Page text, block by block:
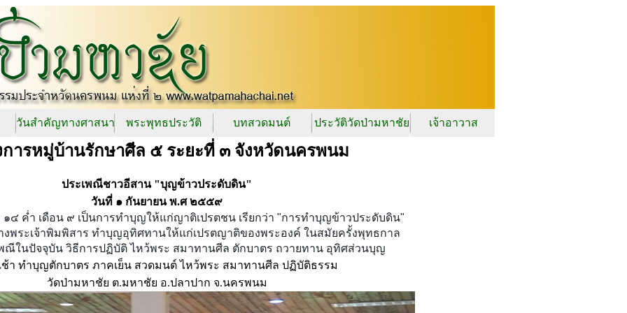
วันสำคัญทางศาสนา พระพุทธประวัติ บทสวดมนต์ ประวัติวัดป่ามหาชัย เจ้าอาวาส
การหมู่บ้านรักษาศีล ๕ ระยะที่ ๓ จังหวัดนครพนม
ประเพณีชาวอีสาน "บุญข้าวประดับดิน"
วันที่ ๑ กันยายน พ.ศ ๒๕๕๙
๔ ค่ำ เดือน ๙ เป็นการทำบุญให้แก่ญาติเปรตชน เรียกว่า "การทำบุญข้าวประดับดิน"
พระเจ้าพิมพิสาร ทำบุญอุทิศทานให้แก่เปรตญาติของพระองค์ ในสมัยครั้งพุทธกาล
ณีในปัจจุบัน วิธีการปฏิบัติ ไหว้พระ สมาทานศีล ตักบาตร ถวายทาน อุทิศส่วนบุญ
ช้า ทำบุญตักบาตร ภาคเย็น สวดมนต์ ไหว้พระ สมาทานศีล ปฏิบัติธรรม
วัดป่ามหาชัย ต.มหาชัย อ.ปลาปาก จ.นครพนม